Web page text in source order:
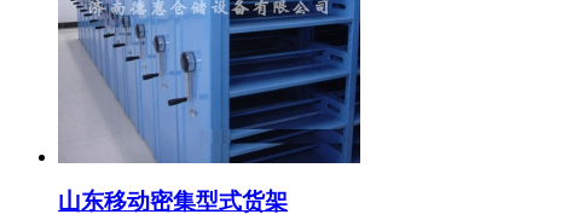
山东移动密集型式货架